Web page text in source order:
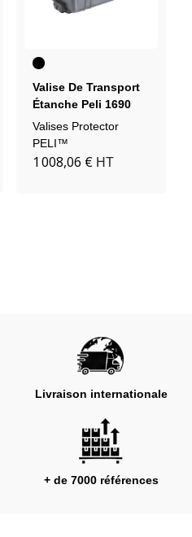
Noir
Valise De Transport
Étanche Peli 1690
Valises Protector
PELI™
1 008,06 € HT
Livraison internationale
+ de 7000 références